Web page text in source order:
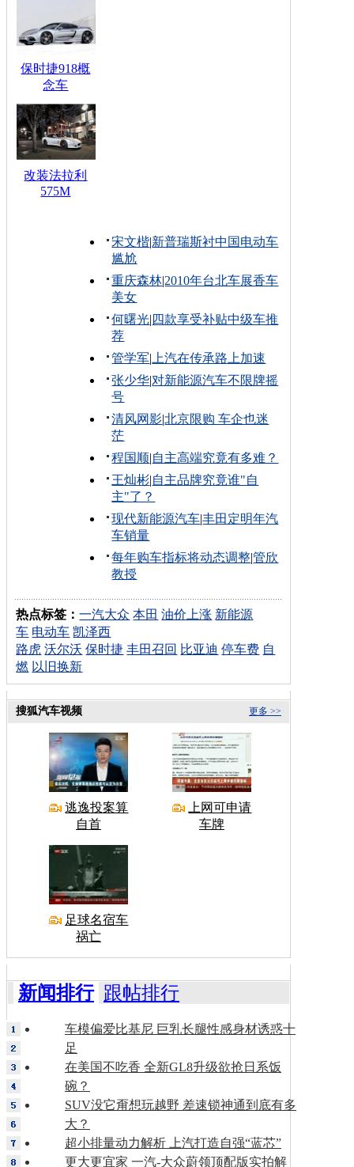
保时捷918概
念车
改装法拉利
575M
宋文楷|新普瑞斯衬中国电动车
尴尬
重庆森林|2010年台北车展香车
美女
何曙光| 四款享受补贴中级车推
荐
管学军| 上汽在传承路上加速
张少华|对新能源汽车不限牌摇
号
清风网影|北京限购 车企也迷
茫
程国顺|自主高端究竟有多难？
王灿彬|自主品牌究竟谁"自
主"了？
现代新能源汽车|丰田定明年汽
车销量
每年购车指标将动态调整|管欣
教授
热点标签：一汽大众 本田 油价上涨 新能源
车 电动车 凯泽西
路虎 沃尔沃 保时捷 丰田召回 比亚迪 停车费 自
燃 以旧换新
更多 >>
搜狐汽车视频
逃逸投案算
自首
上网可申请
车牌
足球名宿车
祸亡
新闻排行 跟帖排行
车模偏爱比基尼 巨乳长腿性感身材诱惑十
足
在美国不吃香 全新GL8升级欲抢日系饭
碗？
SUV没它甭想玩越野 差速锁神通到底有多
大？
超小排量动力解析 上汽打造自强“蓝芯”
更大更宜家 一汽-大众蔚领顶配版实拍解